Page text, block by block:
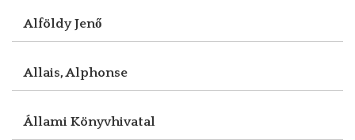
Alföldy Jenő
Allais, Alphonse
Állami Könyvhivatal